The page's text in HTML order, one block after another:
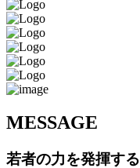
MESSAGE
若者の力を発揮する